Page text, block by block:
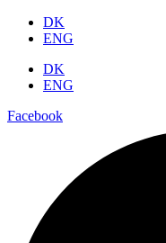
DK
ENG
DK
ENG
Facebook